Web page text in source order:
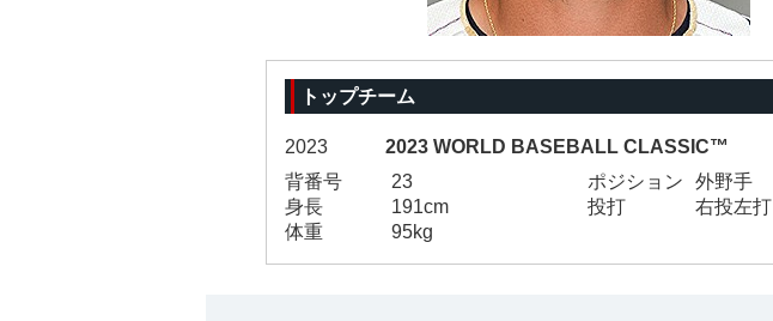
トップチーム
2023
2023 WORLD BASEBALL CLASSIC™
背番号
23 ポジション
外野手
身長
191cm 投打
右投左打
体重
95kg